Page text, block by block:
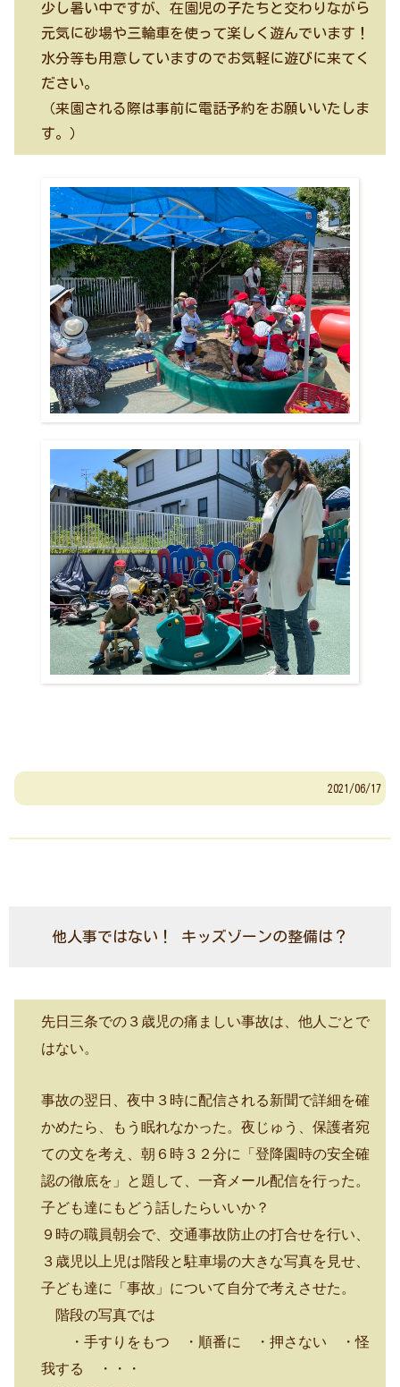
少し暑い中ですが、在園児の子たちと交わりながら
元気に砂場や三輪車を使って楽しく遊んでいます！
水分等も用意していますのでお気軽に遊びに来てく
ださい。
（来園される際は事前に電話予約をお願いいたしま
す。）
2021/06/17
他人事ではない！ キッズゾーンの整備は？
先日三条での３歳児の痛ましい事故は、他人ごとで
はない。
事故の翌日、夜中３時に配信される新聞で詳細を確
かめたら、もう眠れなかった。夜じゅう、保護者宛
ての文を考え、朝６時３２分に「登降園時の安全確
認の徹底を」と題して、一斉メール配信を行った。
子ども達にもどう話したらいいか？
９時の職員朝会で、交通事故防止の打合せを行い、
３歳児以上児は階段と駐車場の大きな写真を見せ、
子ども達に「事故」について自分で考えさせた。
階段の写真では
・手すりをもつ ・順番に ・押さない ・怪
我する ・・・